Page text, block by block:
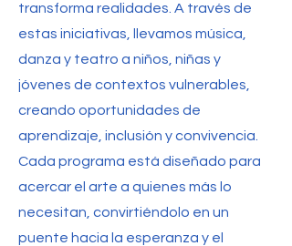
transforma realidades. A través de
estas iniciativas, llevamos música,
danza y teatro a niños, niñas y
jóvenes de contextos vulnerables,
creando oportunidades de
aprendizaje, inclusión y convivencia.
Cada programa está diseñado para
acercar el arte a quienes más lo
necesitan, convirtiéndolo en un
puente hacia la esperanza y el